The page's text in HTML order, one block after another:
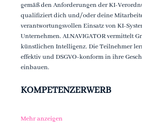
gemäß den Anforderungen der KI-
qualifiziert dich und/oder deine
verantwortungsvollen Einsatz von KI-
Unternehmen. AI.NAVIGATOR vermittelt
künstlichen Intelligenz. Die Teilnehmer
effektiv und DSGVO-konform in ihre
einbauen.
KOMPETENZERWERB
Mehr anzeigen